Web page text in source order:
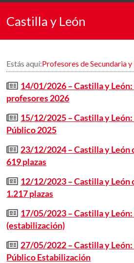
Castilla y León
Estás aquí:Profesores de Secundaria y
14/01/2026 – Castilla y
profesores 2026
15/12/2025 – Castilla y
Público 2025
23/12/2024 – Castilla y León
619 plazas
12/12/2023 – Castilla y León
1.217 plazas
17/05/2023 – Castilla y
(estabilización)
27/05/2022 – Castilla y
Público Estabilización